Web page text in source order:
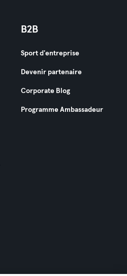
B2B
Sport d'entreprise
Devenir partenaire
Corporate Blog
Programme Ambassadeur